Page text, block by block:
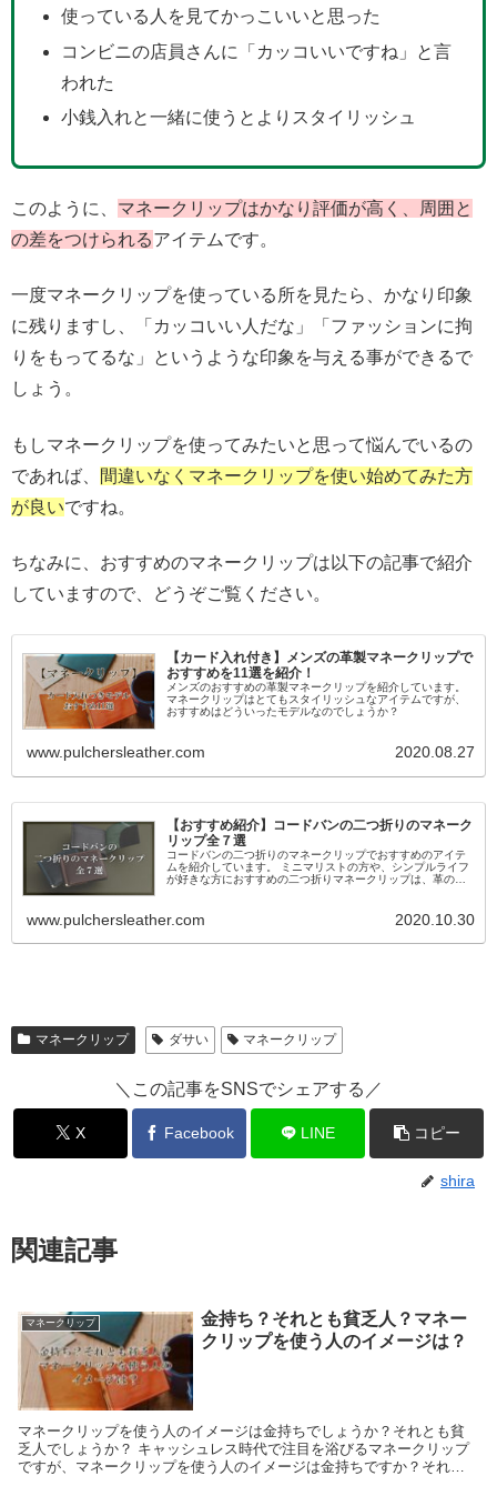
使っている人を見てかっこいいと思った
コンビニの店員さんに「カッコいいですね」と言
われた
小銭入れと一緒に使うとよりスタイリッシュ
このように、 マネークリップはかなり評価が高く、周囲と
の差をつけられるアイテムです。
一度マネークリップを使っている所を見たら、かなり印象
に残りますし、「カッコいい人だな」「ファッションに拘
りをもってるな」というような印象を与える事ができるで
しょう。
もしマネークリップを使ってみたいと思って悩んでいるの
であれば、
間違いなくマネークリップを使い始めてみた方
が良いですね。
ちなみに、おすすめのマネークリップは以下の記事で紹介
していますので、どうぞご覧ください。
【カード入れ付き】メンズの革製マネークリップで
おすすめを11選を紹介！
メンズのおすすめの革製マネークリップを紹介しています。
マネークリップはとてもスタイリッシュなアイテムですが、
おすすめはどういったモデルなのでしょうか？
www.pulchersleather.com 2020.08.27
【おすすめ紹介】コードバンの二つ折りのマネーク
リップ全７選
コードバンの二つ折りのマネークリップでおすすめのアイテ
ムを紹介しています。 ミニマリストの方や、シンプルライフ
が好きな方におすすめの二つ折りマネークリップは、革のダ
www.pulchersleather.com 2020.10.30
マネークリップ ダサい マネークリップ
＼この記事をSNSでシェアする／
X Facebook LINE コピー
shira
関連記事
マネークリップ
金持ち？それとも貧乏人？マネー
クリップを使う人のイメージは？
マネークリップを使う人のイメージは金持ちでしょうか？それとも貧
乏人でしょうか？ キャッシュレス時代で注目を浴びるマネークリップ
ですが、マネークリップを使う人のイメージは金持ちですか？それと